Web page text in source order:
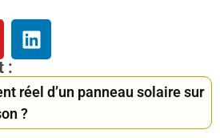
:
réel d’un panneau solaire sur
?